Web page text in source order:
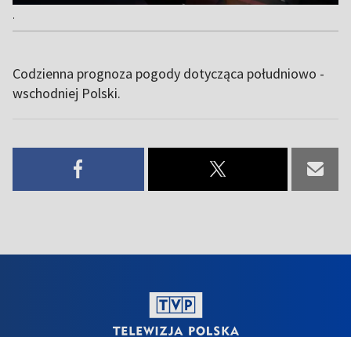
.
Codzienna prognoza pogody dotycząca południowo -
wschodniej Polski.